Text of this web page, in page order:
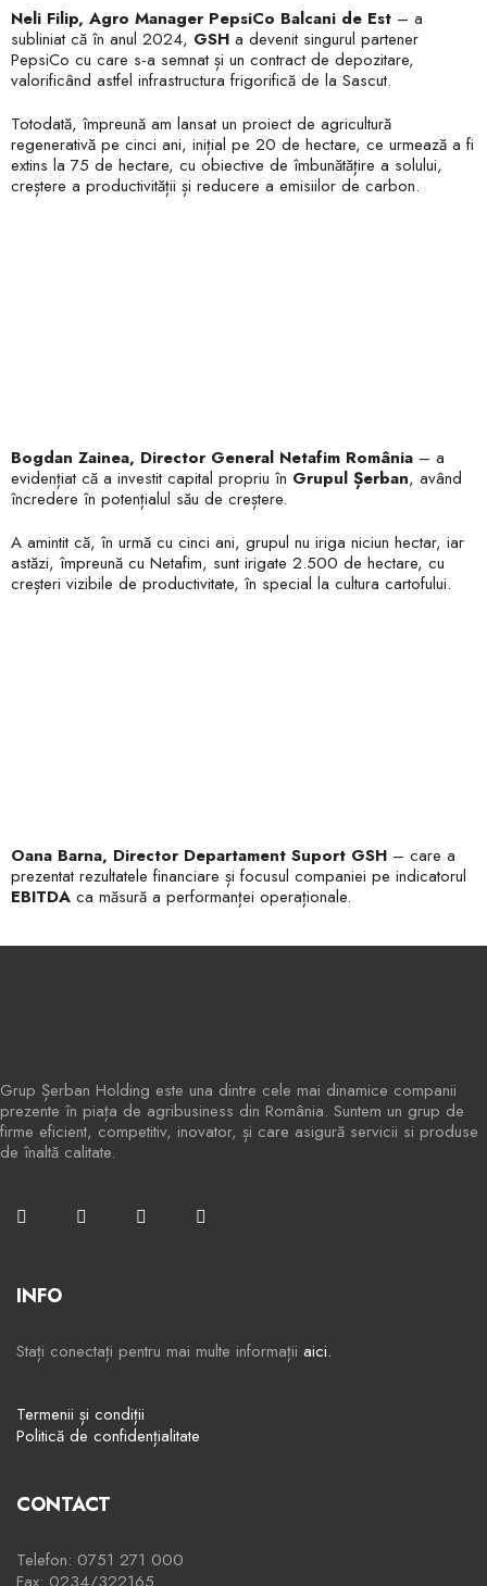
Neli Filip, Agro Manager PepsiCo Balcani de Est – a
subliniat că în anul 2024, GSH a devenit singurul partener
PepsiCo cu care s-a semnat și un contract de depozitare,
valorificând astfel infrastructura frigorifică de la Sascut.
Totodată, împreună am lansat un proiect de agricultură
regenerativă pe cinci ani, inițial pe 20 de hectare, ce urmează a fi
extins la 75 de hectare, cu obiective de îmbunătățire a solului,
creștere a productivității și reducere a emisiilor de carbon.
Bogdan Zainea, Director General Netafim România – a
evidențiat că a investit capital propriu în Grupul Șerban, având
încredere în potențialul său de creștere.
A amintit că, în urmă cu cinci ani, grupul nu iriga niciun hectar, iar
astăzi, împreună cu Netafim, sunt irigate 2.500 de hectare, cu
creșteri vizibile de productivitate, în special la cultura cartofului.
Oana Barna, Director Departament Suport GSH – care a
prezentat rezultatele financiare și focusul companiei pe indicatorul
EBITDA ca măsură a performanței operaționale.
Grup Șerban Holding este una dintre cele mai dinamice companii
prezente în piața de agribusiness din România. Suntem un grup de
firme eficient, competitiv, inovator, și care asigură servicii si produse
de înaltă calitate.
INFO
Stați conectați pentru mai multe informații aici.
Termenii și condiții
Politică de confidențialitate
CONTACT
Telefon: 0751 271 000